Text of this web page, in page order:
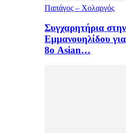
Παπάγος – Χολαργός
Συγχαρητήρια
Εμμανουηλίδου
8ο Asian…